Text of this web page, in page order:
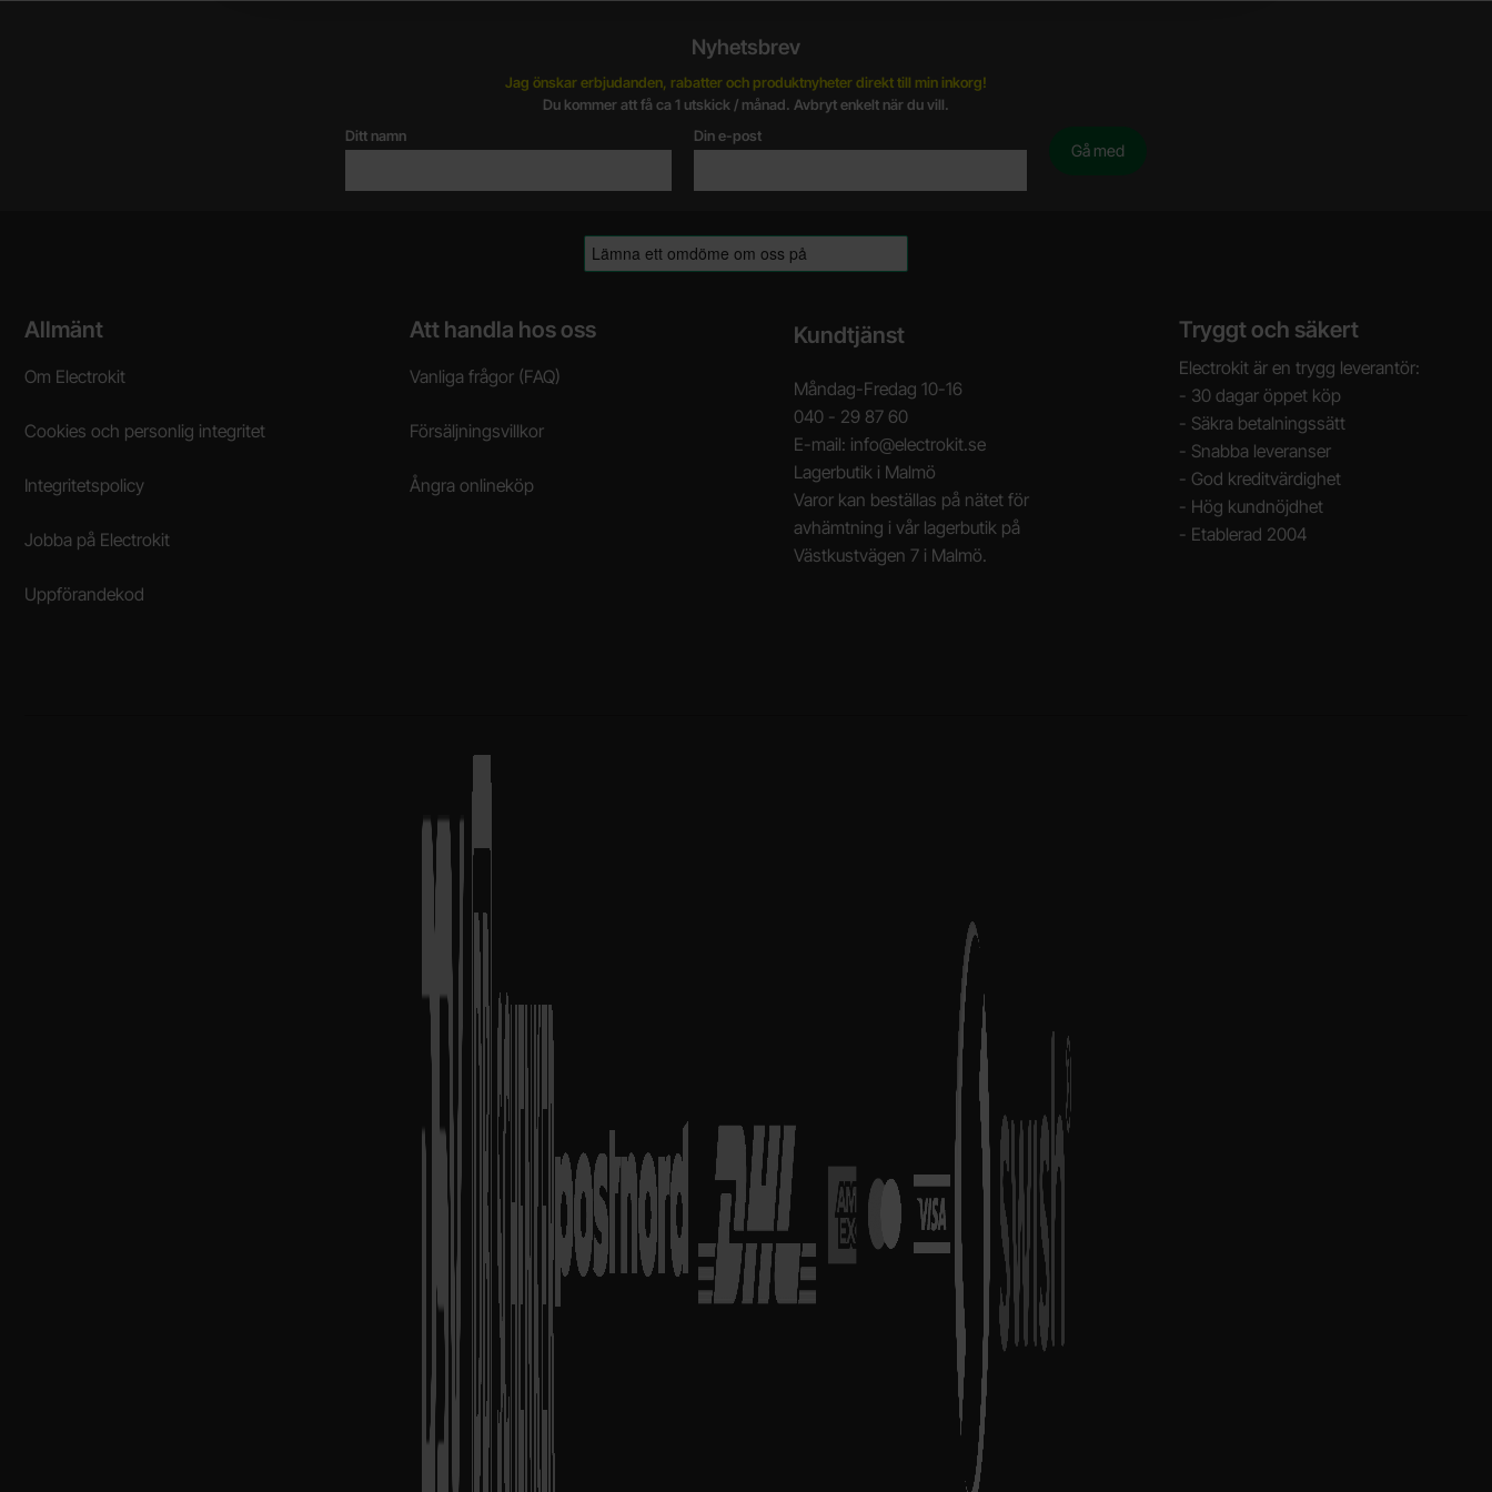
Nyhetsbrev
Jag önskar erbjudanden, rabatter och produktnyheter direkt till min inkorg!
Du kommer att få ca 1 utskick / månad. Avbryt enkelt när du vill.
Ditt namn
Din e-post
Sidfot Blandad info och länkar
Allmänt
Om Electrokit
Cookies och personlig integritet
Integritetspolicy
Jobba på Electrokit
Uppförandekod
Att handla hos oss
Vanliga frågor (FAQ)
Försäljningsvillkor
Ångra onlineköp
Kundtjänst
Måndag-Fredag 10-16
040 - 29 87 60
E-mail: info@electrokit.se
Lagerbutik i Malmö
Varor kan beställas på nätet för
avhämtning i vår lagerbutik på
Västkustvägen 7 i Malmö.
Tryggt och säkert
Electrokit är en trygg leverantör:
- 30 dagar öppet köp
- Säkra betalningssätt
- Snabba leveranser
- God kreditvärdighet
- Hög kundnöjdhet
- Etablerad 2004